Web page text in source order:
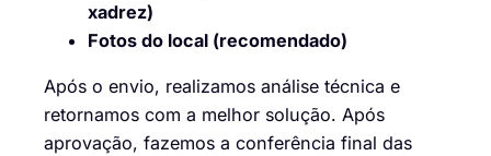
xadrez)
Fotos do local (recomendado)
Após o envio, realizamos análise técnica e
retornamos com a melhor solução. Após
aprovação, fazemos a conferência final das